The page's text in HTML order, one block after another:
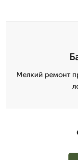
Мелкий ремонт